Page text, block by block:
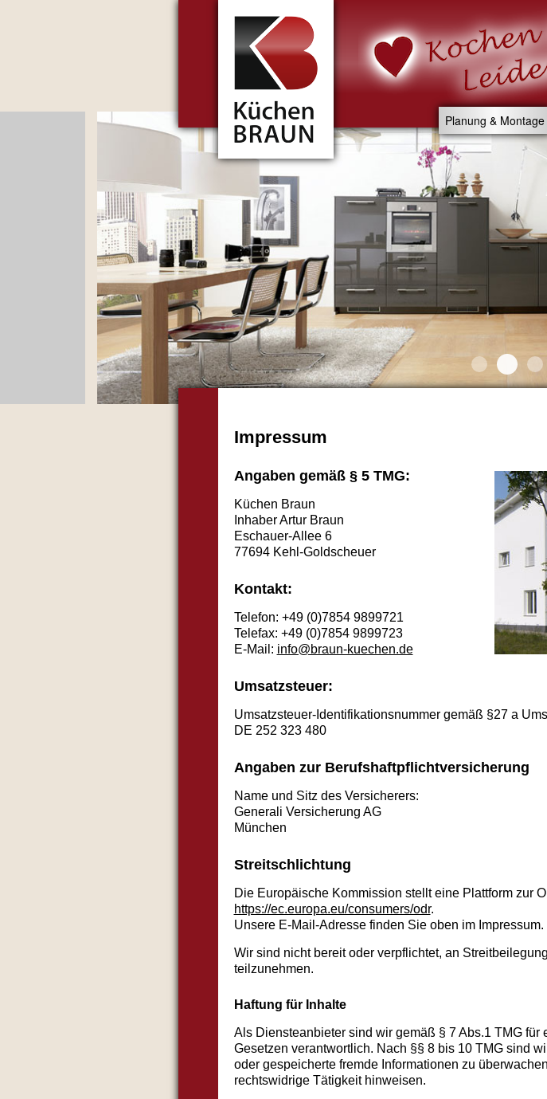
Planung & Montage
Kitchen
Impressum
Angaben gemäß § 5 TMG:
Küchen Braun
Inhaber Artur Braun
Eschauer-Allee 6
77694 Kehl-Goldscheuer
Kontakt:
Telefon: +49 (0)7854 9899721
Telefax: +49 (0)7854 9899723
E-Mail: info@braun-kuechen.de
Umsatzsteuer:
Umsatzsteuer-Identifikationsnummer gemäß §27 a
DE 252 323 480
Angaben zur Berufshaftpflichtversicherung
Name und Sitz des Versicherers:
Generali Versicherung AG
München
Streitschlichtung
Die Europäische Kommission stellt eine Plattform zur
https://ec.europa.eu/consumers/odr.
Unsere E-Mail-Adresse finden Sie oben im Impressum.
Wir sind nicht bereit oder verpflichtet, an
teilzunehmen.
Haftung für Inhalte
Als Diensteanbieter sind wir gemäß § 7 Abs.1 TMG
Gesetzen verantwortlich. Nach §§ 8 bis 10 TMG sind
oder gespeicherte fremde Informationen zu
rechtswidrige Tätigkeit hinweisen.